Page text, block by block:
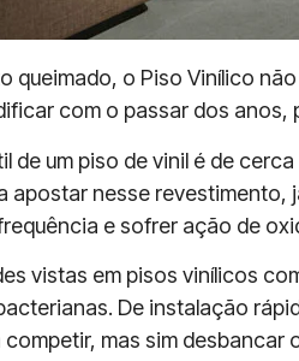
queimado, o Piso Vinílico
com o passar dos
de um piso de vinil é de
apostar nesse
e sofrer ação de
vistas em pisos vinílicos
De instalação
mas sim desbancar